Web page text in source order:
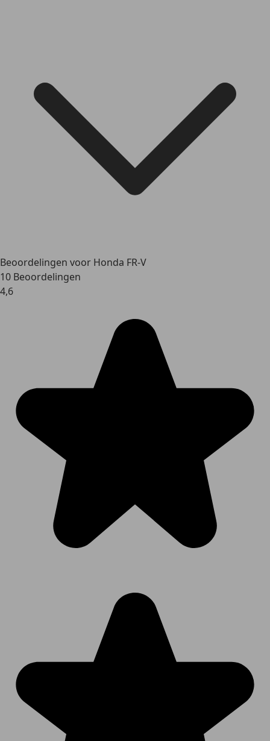
Beoordelingen voor Honda FR-V
10 Beoordelingen
4,6